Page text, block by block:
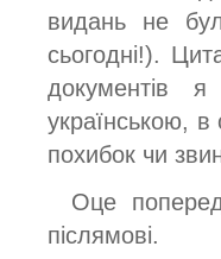
видань не
сьогодні!).
документів
українською, в
похибок чи
Оце
післямові.